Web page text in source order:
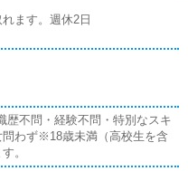
ます。週休2日
歴不問・経験不問・特別なスキ
わず※18歳未満（高校生を含
。